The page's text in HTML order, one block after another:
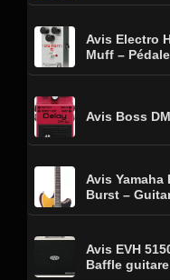
Avis Electro
Muff –
Avis Boss
Avis Yamaha
Burst –
Avis EVH
Baffle